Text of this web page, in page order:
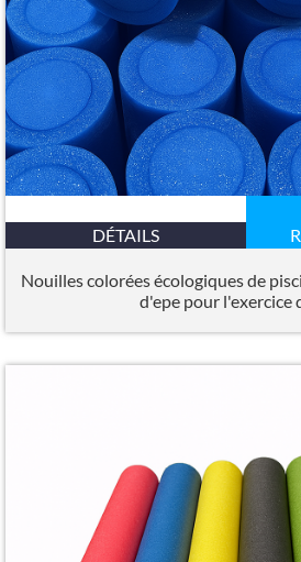
DÉTAILS
Nouilles colorées écologiques de
d'epe pour l'exercice